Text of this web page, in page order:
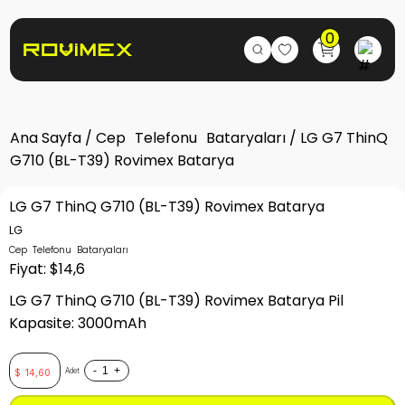
0
Ana Sayfa / Cep Telefonu Bataryaları / LG G7 ThinQ
G710 (BL-T39) Rovimex Batarya
LG G7 ThinQ G710 (BL-T39) Rovimex Batarya
LG
Cep Telefonu Bataryaları
Fiyat: $14,6
LG G7 ThinQ G710 (BL-T39) Rovimex Batarya Pil
Kapasite: 3000mAh
$ 14,60 Adet - +